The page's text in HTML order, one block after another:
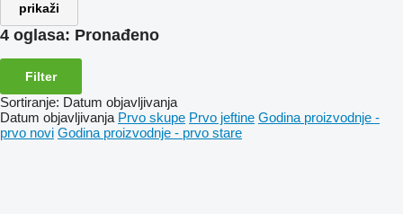
prikaži
4 oglasa: Pronađeno
Filter
Sortiranje: Datum objavljivanja
Datum objavljivanja Prvo skupe Prvo jeftine Godina proizvodnje -
prvo novi Godina proizvodnje - prvo stare